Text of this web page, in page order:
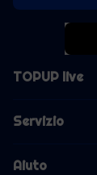
TOPUP live
Servizio
Aiuto